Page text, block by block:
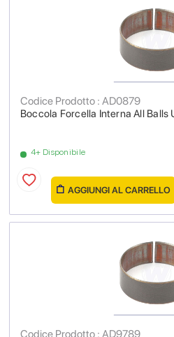
Boccola Forcella Interna All
Codice Prodotto : AD0879
4+ Disponibile
AGGIUNGI AL CARRELLO
Codice Prodotto : AD9789